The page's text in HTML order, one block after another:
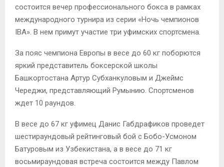
состоится вечер профессионального бокса в рамках
международного турнира из серии «Ночь чемпионов
IBA». В нем примут участие три уфимских спортсмена.
За пояс чемпиона Европы в весе до 60 кг поборются
яркий представитель боксерской школы
Башкортостана Артур Субханкуловым и Джеймс
Череджи, представляющий Румынию. Спортсменов
ждет 10 раундов.
В весе до 67 кг уфимец Данис Габдрафиков проведет
шестираундовый рейтинговый бой с Бобо-Усмоном
Батуровым из Узбекистана, а в весе до 71 кг
восьмираундовая встреча состоится между Павлом